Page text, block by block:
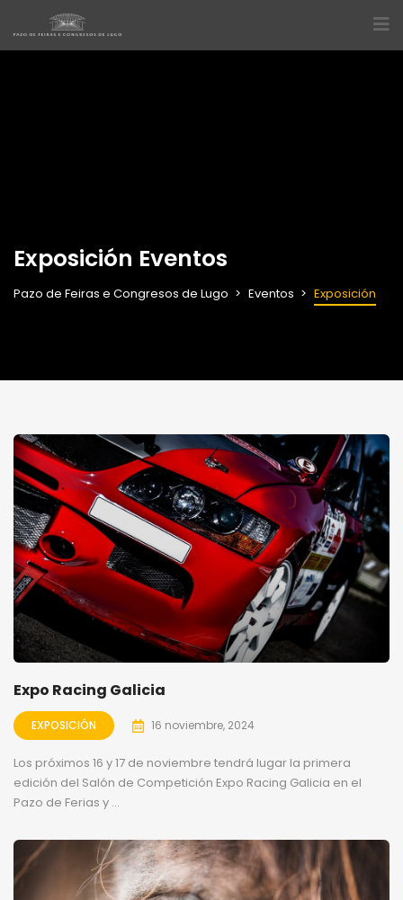
Exposición Eventos
Pazo de Feiras e Congresos de Lugo Eventos Exposición
Expo Racing Galicia
EXPOSICIÓN 16 noviembre, 2024
Los próximos 16 y 17 de noviembre tendrá lugar la primera
edición del Salón de Competición Expo Racing Galicia en el
Pazo de Ferias y ...